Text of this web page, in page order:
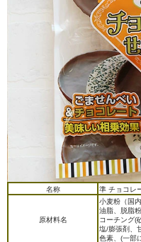
名称 準 チョコレ
原材料名
小麦粉（国
油脂、脱脂
コーチング(
塩/膨張剤、
色素、(一部